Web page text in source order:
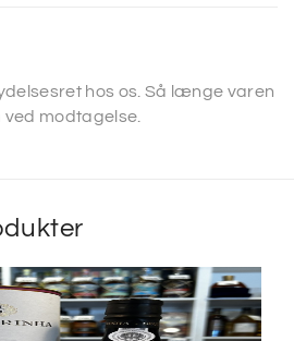
hos os. Så længe varen
modtagelse.